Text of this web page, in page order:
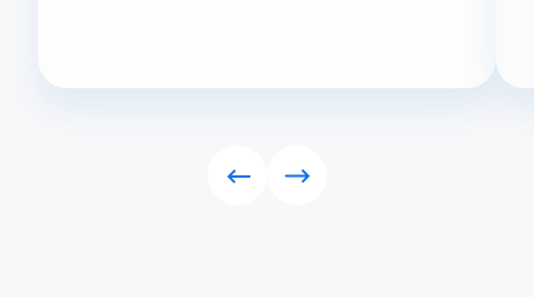
RückwärtsVorwärts